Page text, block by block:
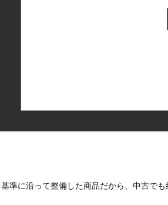
準に沿って整備した商品だから、中古で